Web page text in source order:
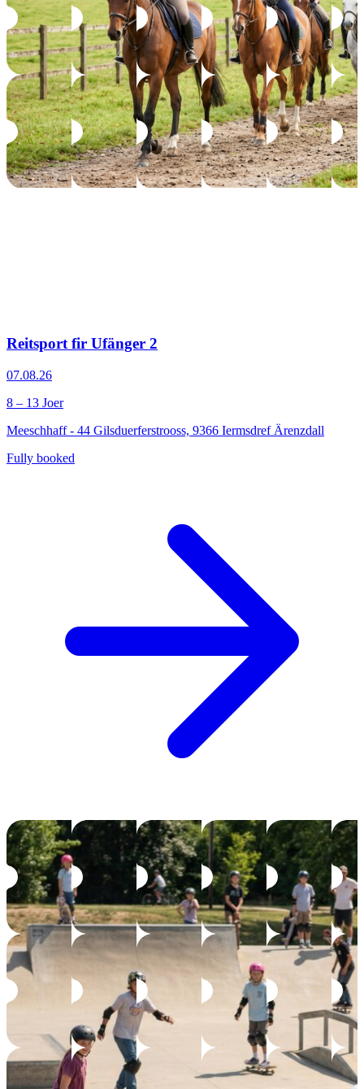
Reitsport fir Ufänger 2
07.08.26
8 – 13 Joer
Meeschhaff - 44 Gilsduerferstrooss, 9366 Iermsdref Ärenzdall
Fully booked